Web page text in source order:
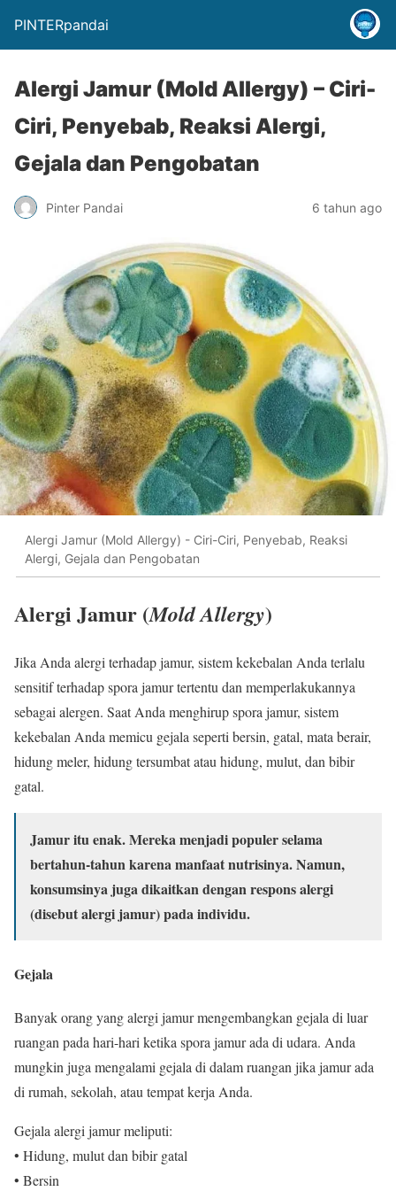
PINTERpandai
Alergi Jamur (Mold Allergy) – Ciri-
Ciri, Penyebab, Reaksi Alergi,
Gejala dan Pengobatan
Pinter Pandai 6 tahun ago
Alergi Jamur (Mold Allergy) - Ciri-Ciri, Penyebab, Reaksi
Alergi, Gejala dan Pengobatan
Alergi Jamur (Mold Allergy)
Jika Anda alergi terhadap jamur, sistem kekebalan Anda terlalu
sensitif terhadap spora jamur tertentu dan memperlakukannya
sebagai alergen. Saat Anda menghirup spora jamur, sistem
kekebalan Anda memicu gejala seperti bersin, gatal, mata berair,
hidung meler, hidung tersumbat atau hidung, mulut, dan bibir
gatal.
Jamur itu enak. Mereka menjadi populer selama
bertahun-tahun karena manfaat nutrisinya. Namun,
konsumsinya juga dikaitkan dengan respons alergi
(disebut alergi jamur) pada individu.
Gejala
Banyak orang yang alergi jamur mengembangkan gejala di luar
ruangan pada hari-hari ketika spora jamur ada di udara. Anda
mungkin juga mengalami gejala di dalam ruangan jika jamur ada
di rumah, sekolah, atau tempat kerja Anda.
Gejala alergi jamur meliputi:
• Hidung, mulut dan bibir gatal
• Bersin